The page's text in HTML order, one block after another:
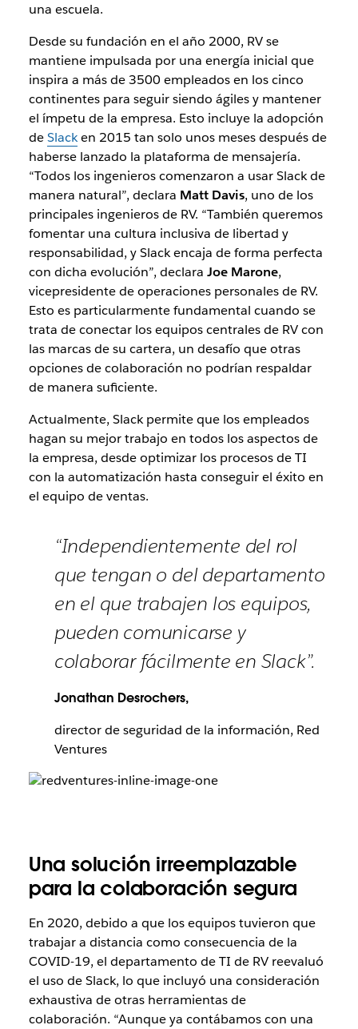
una escuela.
Desde su fundación en el año 2000, RV se
mantiene impulsada por una energía inicial que
inspira a más de 3500 empleados en los cinco
continentes para seguir siendo ágiles y mantener
el ímpetu de la empresa. Esto incluye la adopción
deSlacken 2015 tan solo unos meses después de
haberse lanzado la plataforma de mensajería.
“Todos los ingenieros comenzaron a usar Slack de
manera natural”, declara Matt Davis, uno de los
principales ingenieros de RV. “También queremos
fomentar una cultura inclusiva de libertad y
responsabilidad, y Slack encaja de forma perfecta
con dicha evolución”, declara Joe Marone,
vicepresidente de operaciones personales de RV.
Esto es particularmente fundamental cuando se
trata de conectar los equipos centrales de RV con
las marcas de su cartera, un desafío que otras
opciones de colaboración no podrían respaldar
de manera suficiente.
Actualmente, Slack permite que los empleados
hagan su mejor trabajo en todos los aspectos de
la empresa, desde optimizar los procesos de TI
con la automatización hasta conseguir el éxito en
el equipo de ventas.
“Independientemente del rol
que tengan o del departamento
en el que trabajen los equipos,
pueden comunicarse y
colaborar fácilmente en Slack”.
Jonathan Desrochers,
director de seguridad de la información, Red
Ventures
Una solución irreemplazable
para la colaboración segura
En 2020, debido a que los equipos tuvieron que
trabajar a distancia como consecuencia de la
COVID-19, el departamento de TI de RV reevaluó
el uso de Slack, lo que incluyó una consideración
exhaustiva de otras herramientas de
colaboración. “Aunque ya contábamos con una